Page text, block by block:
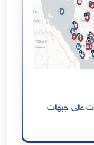
على جبهات